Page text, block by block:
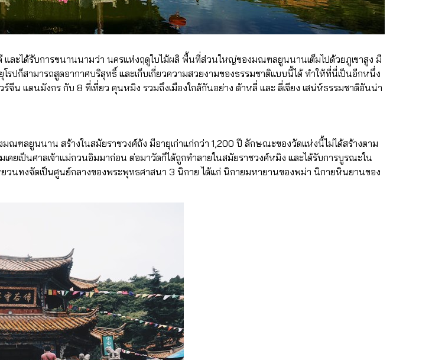
ะได้รับการขนานนามว่า นครแห่งฤดูใบไม้ผลิ พื้นที่ส่วนใหญ่ของมณฑลยูนนานเต็มไปด้วยภูเขาสูง มี
รปก็สามารถสูดอากาศบริสุทธิ์ และเก็บเกี่ยวความสวยงามของธรรมชาติแบบนี้ได้ ทำให้ที่นี่เป็นอีกหนึ่ง
น แดนมังกร กับ 8 ที่เที่ยว คุนหมิง รวมถึงเมืองใกล้กันอย่าง ต้าหลี่ และ ลี่เจียง เสน่ห์ธรรมชาติอันน่า
ฑลยูนนาน สร้างในสมัยราชวงศ์ถัง มีอายุเก่าแก่กว่า 1,200 ปี ลักษณะของวัดแห่งนี้ไม่ได้สร้างตาม
คยเป็นศาลเจ้าแม่กวนอิมมาก่อน ต่อมาวัดก็ได้ถูกทำลายในสมัยราชวงศ์หมิง และได้รับการบูรณะใน
นทงจัดเป็นศูนย์กลางของพระพุทธศาสนา 3 นิกาย ได้แก่ นิกายมหายานของพม่า นิกายหินยานของ